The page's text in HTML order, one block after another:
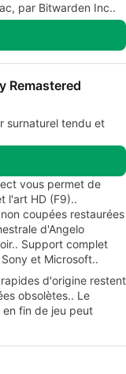
par Bitwarden Inc..
Remastered
surnaturel tendu et
vous permet de
l'art HD (F9)..
coupées restaurées
d'Angelo
Support complet
et Microsoft..
d'origine restent
obsolètes.. Le
en fin de jeu peut